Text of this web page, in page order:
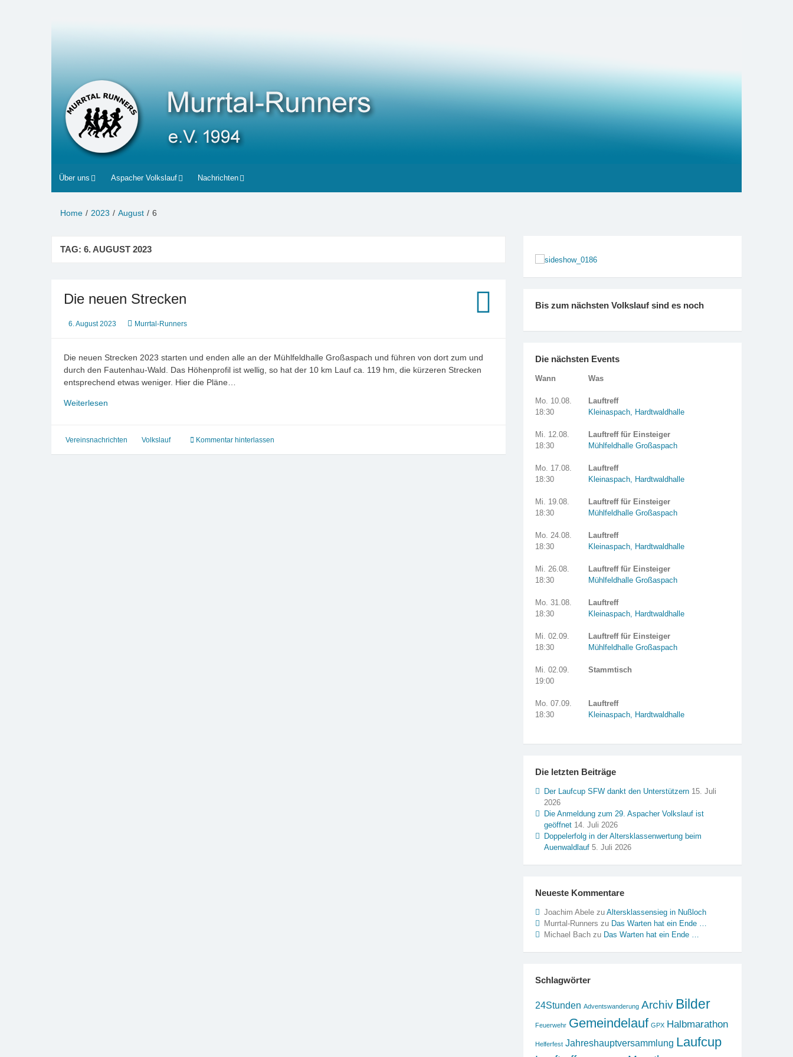
Über uns Aspacher Volkslauf Nachrichten
Home 2023 August 6
TAG: 6. AUGUST 2023
Die neuen Strecken
6. August 2023 Murrtal-Runners
Die neuen Strecken 2023 starten und enden alle an der Mühlfeldhalle Großaspach und führen von dort zum und
durch den Fautenhau-Wald. Das Höhenprofil ist wellig, so hat der 10 km Lauf ca. 119 hm, die kürzeren Strecken
entsprechend etwas weniger. Hier die Pläne…
Weiterlesen
Vereinsnachrichten Volkslauf Kommentar hinterlassen
Bis zum nächsten Volkslauf sind es noch
Die nächsten Events
Wann Was
Mo. 10.08.
18:30
Lauftreff
Kleinaspach, Hardtwaldhalle
Mi. 12.08.
18:30
Lauftreff für Einsteiger
Mühlfeldhalle Großaspach
Mo. 17.08.
18:30
Lauftreff
Kleinaspach, Hardtwaldhalle
Mi. 19.08.
18:30
Lauftreff für Einsteiger
Mühlfeldhalle Großaspach
Mo. 24.08.
18:30
Lauftreff
Kleinaspach, Hardtwaldhalle
Mi. 26.08.
18:30
Lauftreff für Einsteiger
Mühlfeldhalle Großaspach
Mo. 31.08.
18:30
Lauftreff
Kleinaspach, Hardtwaldhalle
Mi. 02.09.
18:30
Lauftreff für Einsteiger
Mühlfeldhalle Großaspach
Mi. 02.09.
19:00
Stammtisch
Mo. 07.09.
18:30
Lauftreff
Kleinaspach, Hardtwaldhalle
Die letzten Beiträge
Der Laufcup SFW dankt den Unterstützern 15. Juli
2026
Die Anmeldung zum 29. Aspacher Volkslauf ist
geöffnet 14. Juli 2026
Doppelerfolg in der Altersklassenwertung beim
Auenwaldlauf 5. Juli 2026
Neueste Kommentare
Joachim Abelezu Altersklassensieg in Nußloch
Murrtal-Runners zu Das Warten hat ein Ende …
Michael Bachzu Das Warten hat ein Ende …
Schlagwörter
24Stunden Adventswanderung Archiv Bilder
Feuerwehr Gemeindelauf GPX Halbmarathon
Helferfest Jahreshauptversammlung Laufcup